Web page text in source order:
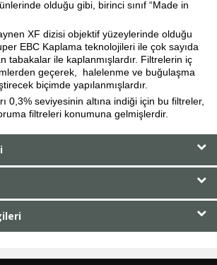
olduğu gibi, birinci sınıf “Made in
XF dizisi objektif yüzeylerinde olduğu
EBC Kaplama teknolojileri ile çok sayıda
tabakalar ile kaplanmışlardır. Filtrelerin iç
geçerek, halelenme ve buğulaşma
biçimde yapılanmışlardır.
0,3% seviyesinin altına indiği için bu filtreler,
filtreleri konumuna gelmişlerdir.